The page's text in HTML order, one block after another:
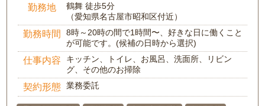
勤務地
鶴舞 徒歩5分
（愛知県名古屋市昭和区付近）
勤務時間
8時～20時の間で1時間〜、好きな日に働くこと
が可能です。(候補の日時から選択)
仕事内容
キッチン、トイレ、お風呂、洗面所、リビン
グ、その他のお掃除
契約形態 業務委託